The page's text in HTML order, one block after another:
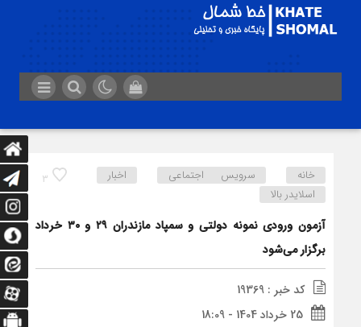
3 خانه سرویس اجتماعی
اخبار
اسلایدر بالا
آزمون ورودی نمونه دولتی و سمپاد مازندران ۲۹ و ۳۰ خرداد
برگزار می‌شود
کد خبر : 19369
25 خرداد 1404 - 18:09